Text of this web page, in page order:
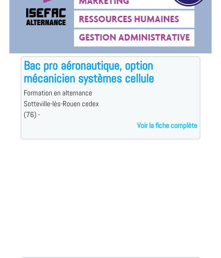
Bac pro aéronautique, option
mécanicien systèmes cellule
Formation en alternance
Sotteville-lès-Rouen cedex
(76) -
Voir la fiche complète